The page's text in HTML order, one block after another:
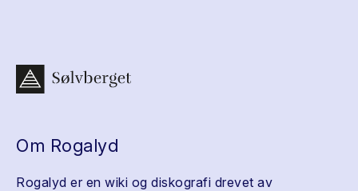
Om Rogalyd
Rogalyd er en wiki og diskografi drevet av